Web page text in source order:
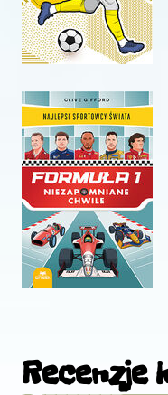
Recenzje